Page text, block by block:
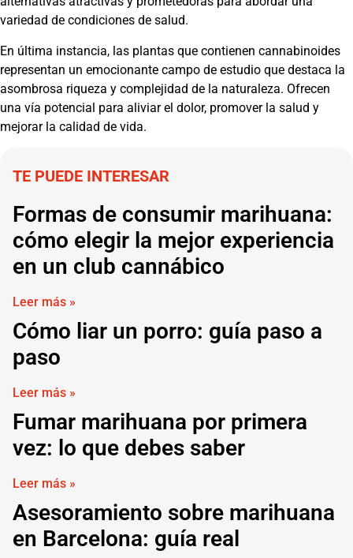
variedad de condiciones de salud.
En última instancia, las plantas que contienen cannabinoides
representan un emocionante campo de estudio que destaca la
asombrosa riqueza y complejidad de la naturaleza. Ofrecen
una vía potencial para aliviar el dolor, promover la salud y
mejorar la calidad de vida.
TE PUEDE INTERESAR
Formas de consumir marihuana:
cómo elegir la mejor experiencia
en un club cannábico
Leer más »
Cómo liar un porro: guía paso a
paso
Leer más »
Fumar marihuana por primera
vez: lo que debes saber
Leer más »
Asesoramiento sobre marihuana
en Barcelona: guía real